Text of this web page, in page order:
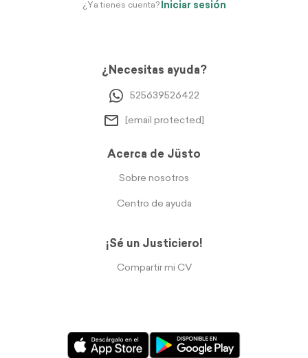
¿Ya tienes cuenta? Iniciar sesión
¿Necesitas ayuda?
525639526422
[email protected]
Acerca de Jüsto
Sobre nosotros
Centro de ayuda
¡Sé un Justiciero!
Compartir mi CV